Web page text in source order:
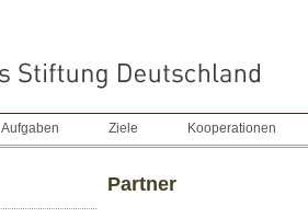
Aufgaben Ziele Kooperationen
Partner